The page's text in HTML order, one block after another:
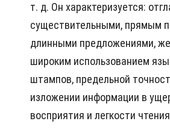
т. д. Он характеризуется:
существительными, прямым
длинными предложениями,
широким использованием
штампов, предельной
изложении информации в
восприятия и легкости